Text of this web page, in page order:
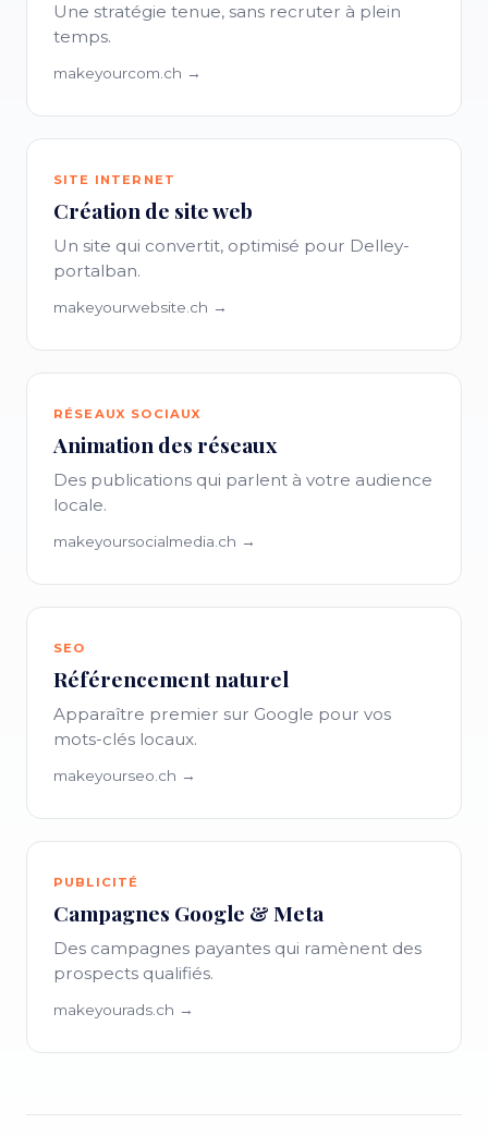
Une stratégie tenue, sans recruter à plein
temps.
makeyourcom.ch →
SITE INTERNET
Création de site web
Un site qui convertit, optimisé pour Delley-
portalban.
makeyourwebsite.ch →
RÉSEAUX SOCIAUX
Animation des réseaux
Des publications qui parlent à votre audience
locale.
makeyoursocialmedia.ch →
SEO
Référencement naturel
Apparaître premier sur Google pour vos
mots-clés locaux.
makeyourseo.ch →
PUBLICITÉ
Campagnes Google & Meta
Des campagnes payantes qui ramènent des
prospects qualifiés.
makeyourads.ch →